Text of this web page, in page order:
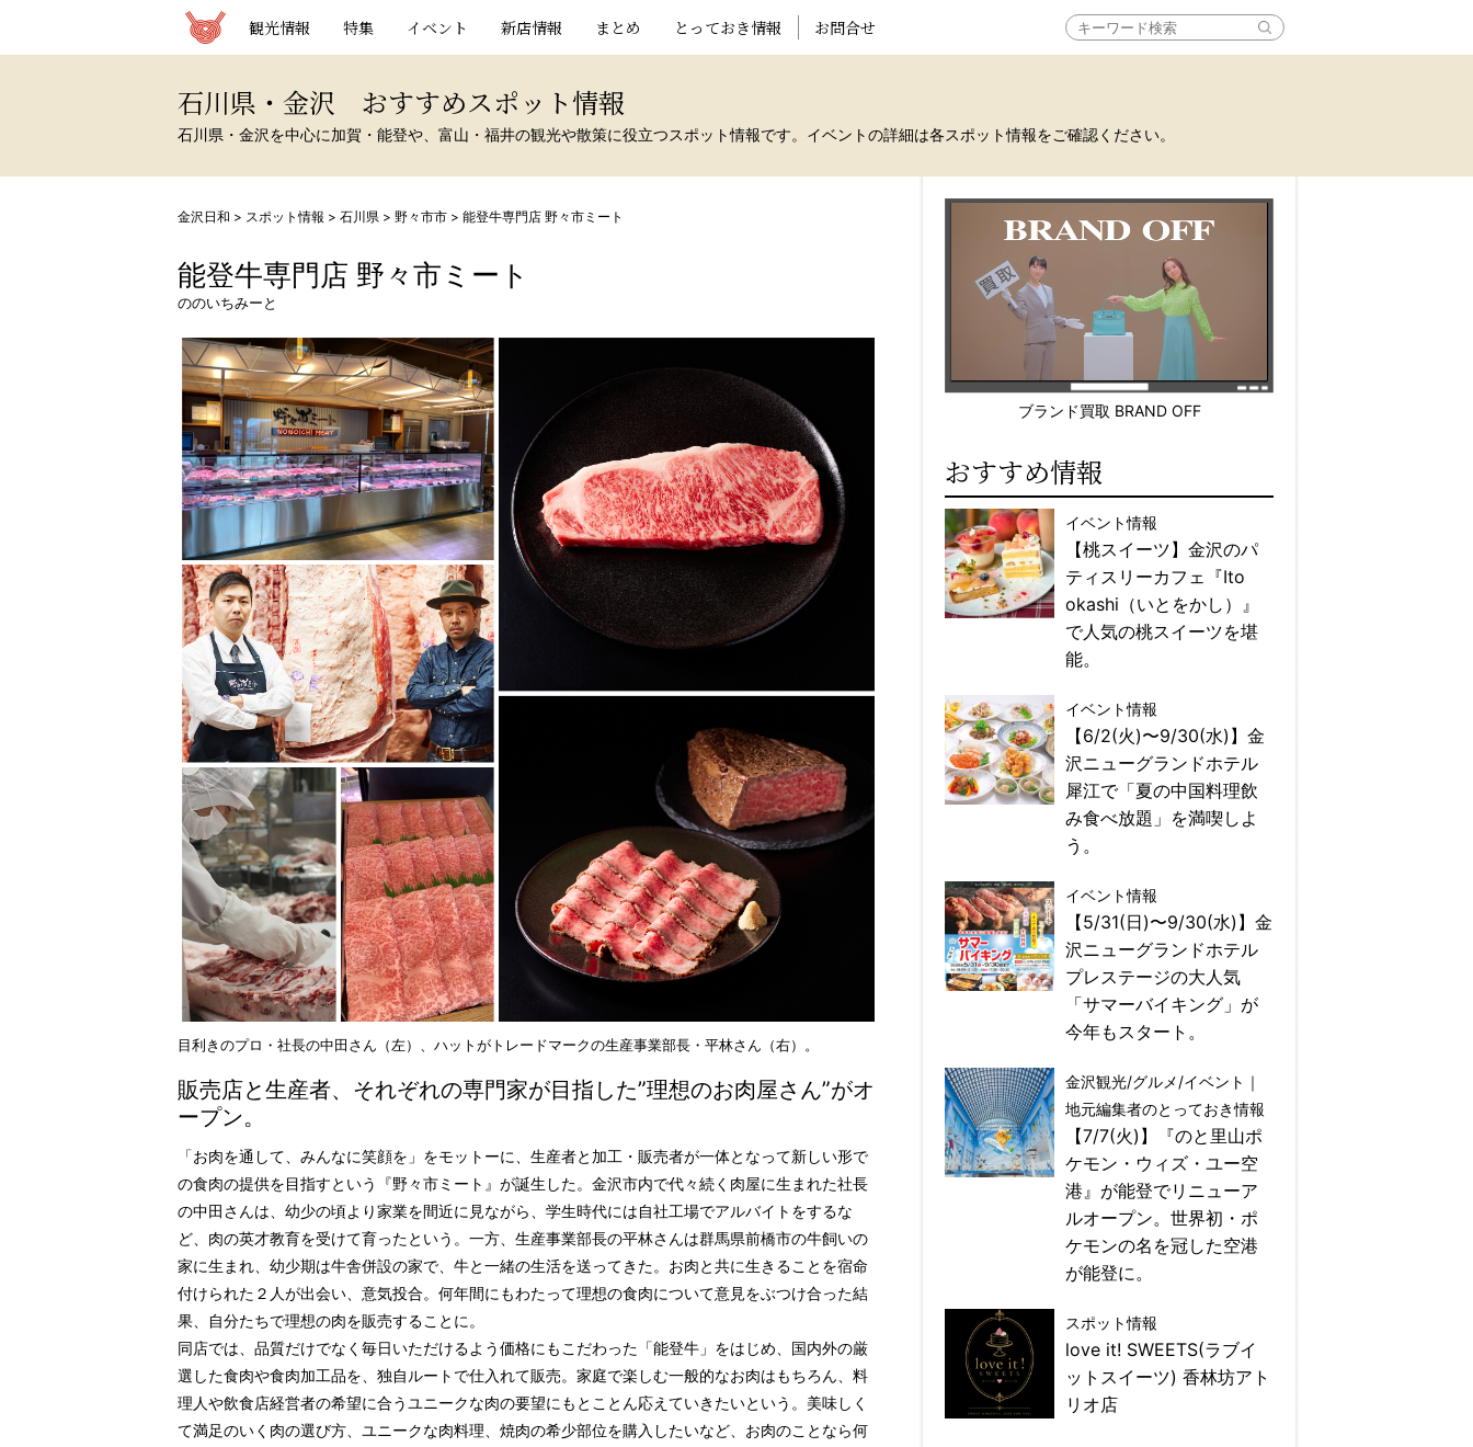
観光情報 特集 イベント 新店情報 まとめ とっておき情報 お問合せ
石川県・金沢 おすすめスポット情報
石川県・金沢を中心に加賀・能登や、富山・福井の観光や散策に役立つスポット情報です。イベントの詳細は各スポット情報をご確認ください。
金沢日和 > スポット情報 > 石川県 > 野々市市 > 能登牛専門店 野々市ミート
能登牛専門店 野々市ミート
ののいちみーと
目利きのプロ・社長の中田さん（左）、ハットがトレードマークの生産事業部長・平林さん（右）。
販売店と生産者、それぞれの専門家が目指した”理想のお肉屋さん”がオ
ープン。
「お肉を通して、みんなに笑顔を」をモットーに、生産者と加工・販売者が一体となって新しい形で
の食肉の提供を目指すという『野々市ミート』が誕生した。金沢市内で代々続く肉屋に生まれた社長
の中田さんは、幼少の頃より家業を間近に見ながら、学生時代には自社工場でアルバイトをするな
ど、肉の英才教育を受けて育ったという。一方、生産事業部長の平林さんは群馬県前橋市の牛飼いの
家に生まれ、幼少期は牛舎併設の家で、牛と一緒の生活を送ってきた。お肉と共に生きることを宿命
付けられた２人が出会い、意気投合。何年間にもわたって理想の食肉について意見をぶつけ合った結
果、自分たちで理想の肉を販売することに。
同店では、品質だけでなく毎日いただけるよう価格にもこだわった「能登牛」をはじめ、国内外の厳
選した食肉や食肉加工品を、独自ルートで仕入れて販売。家庭で楽しむ一般的なお肉はもちろん、料
理人や飲食店経営者の希望に合うユニークな肉の要望にもとことん応えていきたいという。美味しく
て満足のいく肉の選び方、ユニークな肉料理、焼肉の希少部位を購入したいなど、お肉のことなら何
ブランド買取 BRAND OFF
おすすめ情報
イベント情報
【桃スイーツ】金沢のパ
ティスリーカフェ『Ito
okashi（いとをかし）』
で人気の桃スイーツを堪
能。
イベント情報
【6/2(火)〜9/30(水)】金
沢ニューグランドホテル
犀江で「夏の中国料理飲
み食べ放題」を満喫しよ
う。
イベント情報
【5/31(日)〜9/30(水)】金
沢ニューグランドホテル
プレステージの大人気
「サマーバイキング」が
今年もスタート。
金沢観光/グルメ/イベント｜
地元編集者のとっておき情報
【7/7(火)】『のと里山ポ
ケモン・ウィズ・ユー空
港』が能登でリニューア
ルオープン。世界初・ポ
ケモンの名を冠した空港
が能登に。
スポット情報
love it! SWEETS(ラブイ
ットスイーツ) 香林坊アト
リオ店